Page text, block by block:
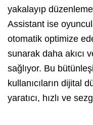
yakalayıp
Assistant ise
otomatik optimize
sunarak daha akıcı
sağlıyor. Bu
kullanıcıların dijital
yaratıcı, hızlı ve